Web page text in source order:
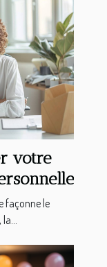
votre
façonne le